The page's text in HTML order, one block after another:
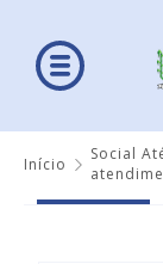
Início
Social